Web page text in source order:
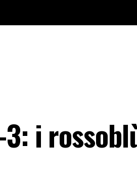
3: i